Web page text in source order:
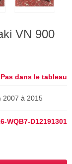
VN 900
Pas dans le tableau
2007 à 2015
WQB7-D12191301